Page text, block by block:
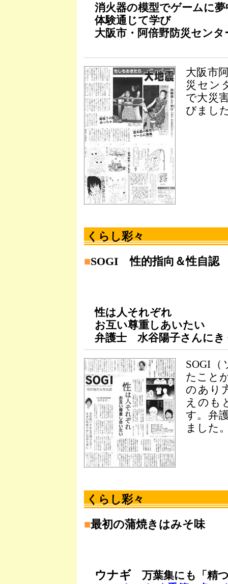
消火器の模型でゲームに夢
体験通じて学び
大阪市・阿倍野防災センタ
大阪市
災セン
で大災
びまし
くらし彩々
■SOGI 性的指向＆性自認
性は人それぞれ
お互い尊重しあいたい
弁護士 水谷陽子さんにき
SOGI
たこと
のあり
えのも
す。弁
ました
くらし彩々
■最初の蒲焼きはみそ味
ウナギ 万葉集にも「精